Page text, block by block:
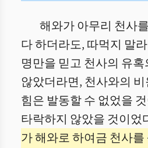
해와가 아무리 천사
다 하더라도, 따먹지 말
명만을 믿고 천사의 유
않았더라면, 천사와의
힘은 발동할 수 없었을
타락하지 않았을 것이었
가 해와로 하여금 천사